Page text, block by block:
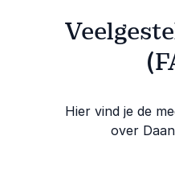
Hier vind je de
over